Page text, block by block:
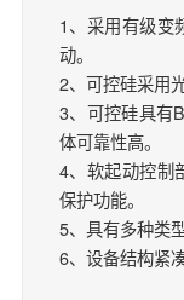
1、采用有级变
动。
2、可控硅采用
3、可控硅具有
体可靠性高。
4、软起动控制
保护功能。
5、具有多种类
6、设备结构紧